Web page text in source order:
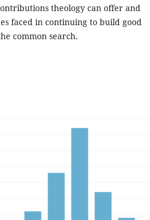
theology can offer and
faced in continuing to build good
common search.